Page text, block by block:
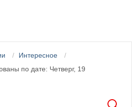
Интересное
по дате: Четверг, 19